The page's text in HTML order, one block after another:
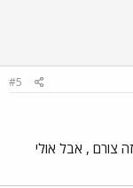
#5
צורם , אבל אולי